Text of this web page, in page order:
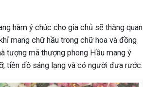
hàm ý chúc cho gia chủ sẽ thăng quan
mang chữ hầu trong chữ hoa và đồng
tượng mã thượng phong Hầu mang ý
tiền đồ sáng lạng và có người đưa rước.